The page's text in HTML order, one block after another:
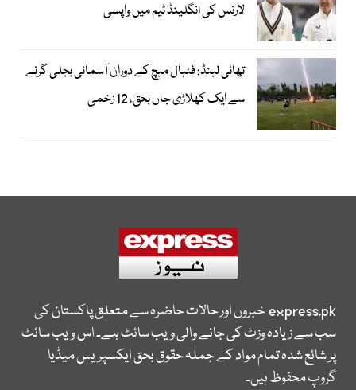
لارنس کی انگلینڈ ٹیم میں واپسی
تھائی لینڈ: فٹبال میچ کے دوران آسمانی بجلی گرنے
سے ایک کھلاڑی جاں بحق، 12 زخمی
express.pkخبروں اور حالات حاضرہ سے متعلق پاکستان کی
سب سے زیادہ وزٹ کی جانے والی ویب سائٹ ہے۔ اس ویب سائٹ
پر شائع شدہ تمام مواد کے جملہ حقوق بحق ایکسپریس میڈیا
گروپ محفوظ ہیں۔